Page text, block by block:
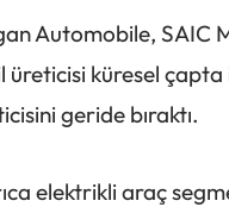
Automobile, SAIC
küresel çapta
geride bıraktı.
elektrikli araç